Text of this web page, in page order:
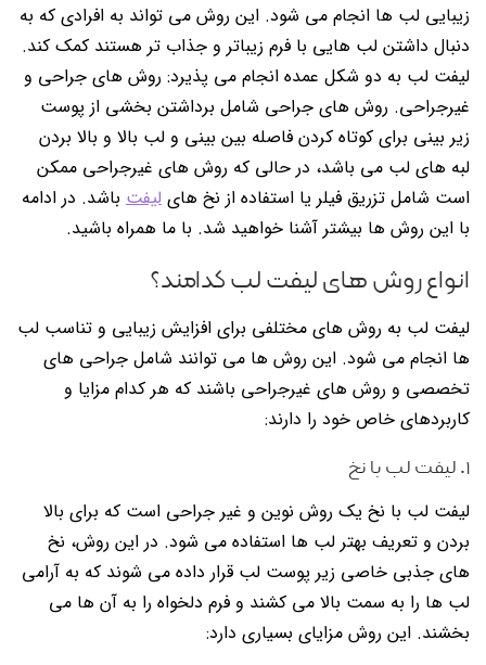
زیبایی لب ها انجام می شود. این روش می تواند به افرادی که به
دنبال داشتن لب هایی با فرم زیباتر و جذاب تر هستند کمک کند.
لیفت لب به دو شکل عمده انجام می پذیرد: روش های جراحی و
غیرجراحی. روش های جراحی شامل برداشتن بخشی از پوست
زیر بینی برای کوتاه کردن فاصله بین بینی و لب بالا و بالا بردن
لبه های لب می باشد، در حالی که روش های غیرجراحی ممکن
است شامل تزریق فیلر یا استفاده از نخ های لیفت باشد. در ادامه
با این روش ها بیشتر آشنا خواهید شد. با ما همراه باشید.
انواع روش های لیفت لب کدامند؟
لیفت لب به روش های مختلفی برای افزایش زیبایی و تناسب لب
ها انجام می شود. این روش ها می توانند شامل جراحی های
تخصصی و روش های غیرجراحی باشند که هر کدام مزایا و
کاربردهای خاص خود را دارند:
۱. لیفت لب با نخ
لیفت لب با نخ یک روش نوین و غیر جراحی است که برای بالا
بردن و تعریف بهتر لب ها استفاده می شود. در این روش، نخ
های جذبی خاصی زیر پوست لب قرار داده می شوند که به آرامی
لب ها را به سمت بالا می کشند و فرم دلخواه را به آن ها می
بخشند. این روش مزایای بسیاری دارد: